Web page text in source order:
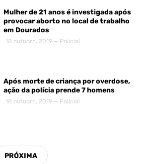
Mulher de 21 anos é investigada após
provocar aborto no local de trabalho
em Dourados
18 outubro, 2019 — Policial
Após morte de criança por overdose,
ação da polícia prende 7 homens
18 outubro, 2019 — Policial